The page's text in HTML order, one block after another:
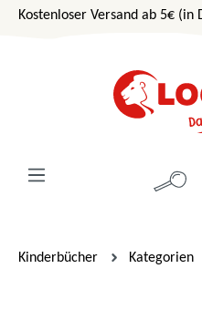
Zum Hauptinhalt springen
Kostenloser Versand ab 5€ (in
Kinderbücher Kategorien